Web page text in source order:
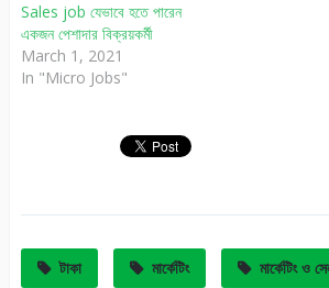
Sales job যেভাবে হতে পারেন
একজন পেশাদার বিক্রয়কর্মী
March 1, 2021
In "Micro Jobs"
টাকা মার্কেটিং মার্কেটিং ও